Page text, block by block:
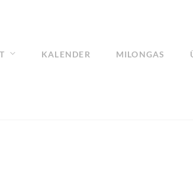
KALENDER MILONGAS